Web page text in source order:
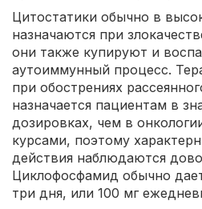
Цитостатики обычно в
назначаются при
они также купируют и
аутоиммунный процесс.
при обострениях
назначается пациентам в
дозировках, чем в
курсами, поэтому
действия наблюдаются
Циклофосфамид обычно
три дня, или 100 мг